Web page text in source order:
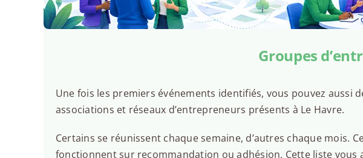
CCI SEINE ESTUAIRE
De 18h30 à 23h00
Groupes
Une fois les premiers événements identifiés, vous pouvez aussi
associations et réseaux d’entrepreneurs présents à Le Havre.
Certains se réunissent chaque semaine, d’autres chaque mois.
fonctionnent sur recommandation ou adhésion. Cette liste vous